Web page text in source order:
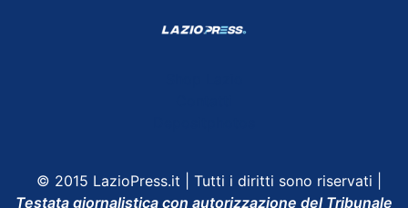
© 2015 LazioPress.it | Tutti i diritti sono riservati |
Testata giornalistica con autorizzazione del Tribunale